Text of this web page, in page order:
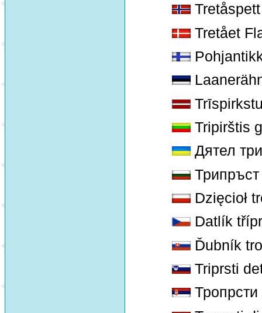
Tretåspett
Tretået
Tripirštis
Дятел
Dzięcioł
Datlík
Ďubník
Triprsti
Тропрсти